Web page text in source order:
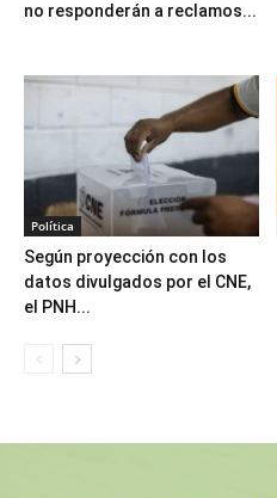
no responderán a reclamos...
Política
Según proyección con los
datos divulgados por el CNE,
el PNH...